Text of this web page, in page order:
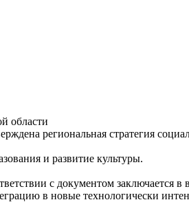
области
региональная стратегия
и развитие культуры.
с документом
в новые технологически